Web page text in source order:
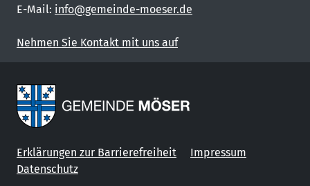
E-Mail: info@gemeinde-moeser.de
Nehmen Sie Kontakt mit uns auf
Erklärungen zur Barrierefreiheit
Impressum
Datenschutz